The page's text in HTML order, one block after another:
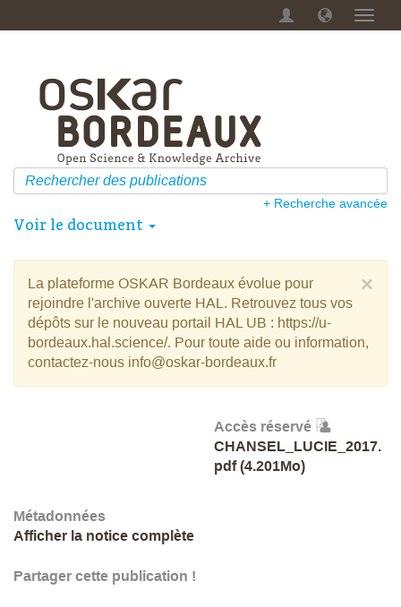
Menu
+ Recherche avancée
Voir le document
×
La plateforme OSKAR Bordeaux évolue pour
rejoindre l'archive ouverte HAL. Retrouvez tous vos
dépôts sur le nouveau portail HAL UB : https://u-
bordeaux.hal.science/. Pour toute aide ou information,
contactez-nous info@oskar-bordeaux.fr
Accès réservé
CHANSEL_LUCIE_2017.
pdf (4.201Mo)
Métadonnées
Afficher la notice complète
Partager cette publication !